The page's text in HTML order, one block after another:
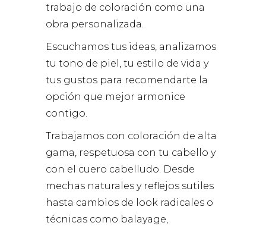
trabajo de coloración como una
obra personalizada.
Escuchamos tus ideas, analizamos
tu tono de piel, tu estilo de vida y
tus gustos para recomendarte la
opción que mejor armonice
contigo.
Trabajamos con coloración de alta
gama, respetuosa con tu cabello y
con el cuero cabelludo. Desde
mechas naturales y reflejos sutiles
hasta cambios de look radicales o
técnicas como balayage,